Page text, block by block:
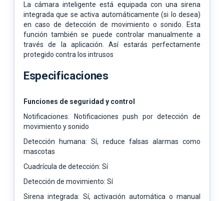
La cámara inteligente está equipada con una sirena
integrada que se activa automáticamente (si lo desea)
en caso de detección de movimiento o sonido. Esta
función también se puede controlar manualmente a
través de la aplicación. Así estarás perfectamente
protegido contra los intrusos
Especificaciones
Funciones de seguridad y control
Notificaciones: Notificaciones push por detección de
movimiento y sonido
Detección humana: Sí, reduce falsas alarmas como
mascotas
Cuadrícula de detección: Sí
Detección de movimiento: Sí
Sirena integrada: Sí, activación automática o manual